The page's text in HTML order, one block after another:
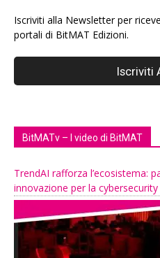
Iscriviti alla Newsletter per
portali di BitMAT Edizioni.
BitMATv – I video di BitMAT
TrendAI rafforza l’ecosistema:
innovazione per la